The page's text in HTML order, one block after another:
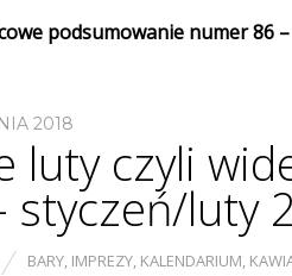
podsumowanie numer 86
2018
luty czyli
styczeń/luty
BARY, IMPREZY, KALENDARIUM,